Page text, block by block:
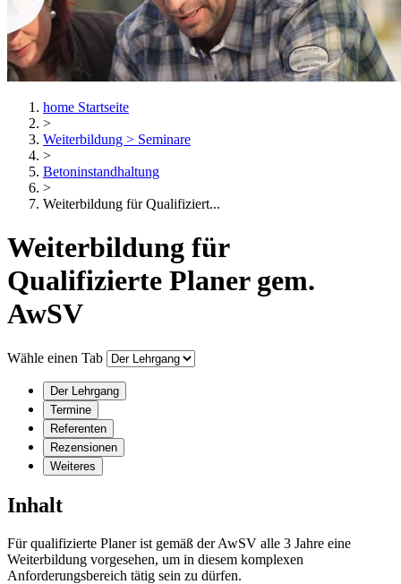
home Startseite
>
Weiterbildung > Seminare
>
Betoninstandhaltung
>
Weiterbildung für Qualifiziert...
Weiterbildung für
Qualifizierte Planer gem.
AwSV
Wähle einen Tab
Der Lehrgang
Termine
Referenten
Rezensionen
Weiteres
Inhalt
Für qualifizierte Planer ist gemäß der AwSV alle 3 Jahre eine
Weiterbildung vorgesehen, um in diesem komplexen
Anforderungsbereich tätig sein zu dürfen.